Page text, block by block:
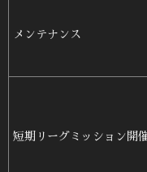
メンテナンス
短期リーグミッション開